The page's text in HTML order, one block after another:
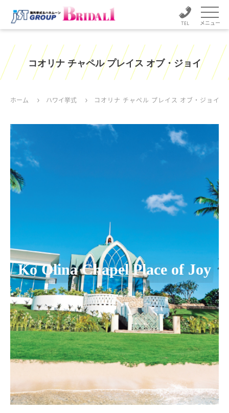
メニュー
コオリナ チャペル プレイス オブ・ジョイ
ホーム ハワイ挙式 コオリナ チャペル プレイス オブ・ジョイ
Ko Olina Chapel Place of Joy